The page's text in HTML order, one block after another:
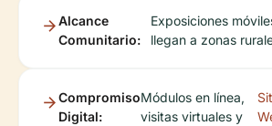
Alcance
Comunitario:
Exposiciones
llegan a zonas
Compromiso
Digital:
Módulos en línea,
visitas virtuales y